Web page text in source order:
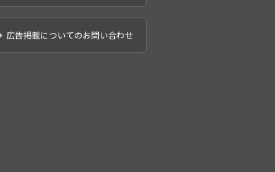
広告掲載についてのお問い合わせ